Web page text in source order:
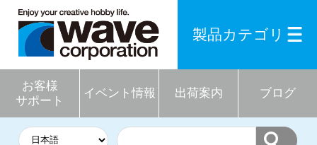
お客様
サポート
イベント情報 出荷案内 ブログ
製品カテゴリ